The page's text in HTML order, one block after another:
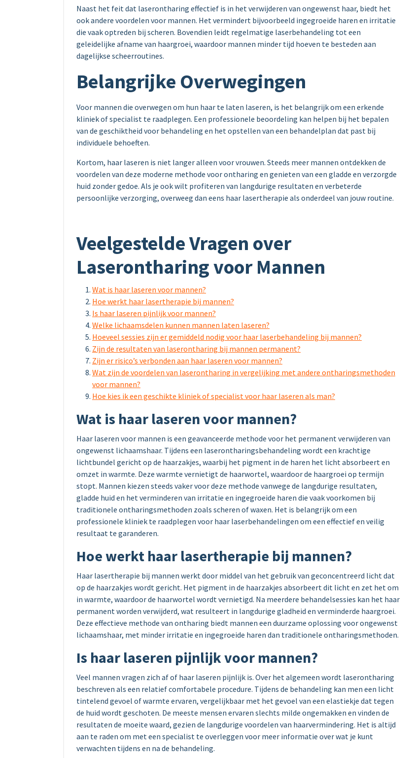
Naast het feit dat laserontharing effectief is in het verwijderen van ongewenst haar, biedt het
ook andere voordelen voor mannen. Het vermindert bijvoorbeeld ingegroeide haren en irritatie
die vaak optreden bij scheren. Bovendien leidt regelmatige laserbehandeling tot een
geleidelijke afname van haargroei, waardoor mannen minder tijd hoeven te besteden aan
dagelijkse scheerroutines.
Belangrijke Overwegingen
Voor mannen die overwegen om hun haar te laten laseren, is het belangrijk om een erkende
kliniek of specialist te raadplegen. Een professionele beoordeling kan helpen bij het bepalen
van de geschiktheid voor behandeling en het opstellen van een behandelplan dat past bij
individuele behoeften.
Kortom, haar laseren is niet langer alleen voor vrouwen. Steeds meer mannen ontdekken de
voordelen van deze moderne methode voor ontharing en genieten van een gladde en verzorgde
huid zonder gedoe. Als je ook wilt profiteren van langdurige resultaten en verbeterde
persoonlijke verzorging, overweeg dan eens haar lasertherapie als onderdeel van jouw routine.
Veelgestelde Vragen over
Laserontharing voor Mannen
Wat is haar laseren voor mannen?
Hoe werkt haar lasertherapie bij mannen?
Is haar laseren pijnlijk voor mannen?
Welke lichaamsdelen kunnen mannen laten laseren?
Hoeveel sessies zijn er gemiddeld nodig voor haar laserbehandeling bij mannen?
Zijn de resultaten van laserontharing bij mannen permanent?
Zijn er risico’s verbonden aan haar laseren voor mannen?
Wat zijn de voordelen van laserontharing in vergelijking met andere ontharingsmethoden
voor mannen?
Hoe kies ik een geschikte kliniek of specialist voor haar laseren als man?
Wat is haar laseren voor mannen?
Haar laseren voor mannen is een geavanceerde methode voor het permanent verwijderen van
ongewenst lichaamshaar. Tijdens een laserontharingsbehandeling wordt een krachtige
lichtbundel gericht op de haarzakjes, waarbij het pigment in de haren het licht absorbeert en
omzet in warmte. Deze warmte vernietigt de haarwortel, waardoor de haargroei op termijn
stopt. Mannen kiezen steeds vaker voor deze methode vanwege de langdurige resultaten,
gladde huid en het verminderen van irritatie en ingegroeide haren die vaak voorkomen bij
traditionele ontharingsmethoden zoals scheren of waxen. Het is belangrijk om een
professionele kliniek te raadplegen voor haar laserbehandelingen om een effectief en veilig
resultaat te garanderen.
Hoe werkt haar lasertherapie bij mannen?
Haar lasertherapie bij mannen werkt door middel van het gebruik van geconcentreerd licht dat
op de haarzakjes wordt gericht. Het pigment in de haarzakjes absorbeert dit licht en zet het om
in warmte, waardoor de haarwortel wordt vernietigd. Na meerdere behandelsessies kan het haar
permanent worden verwijderd, wat resulteert in langdurige gladheid en verminderde haargroei.
Deze effectieve methode van ontharing biedt mannen een duurzame oplossing voor ongewenst
lichaamshaar, met minder irritatie en ingegroeide haren dan traditionele ontharingsmethoden.
Is haar laseren pijnlijk voor mannen?
Veel mannen vragen zich af of haar laseren pijnlijk is. Over het algemeen wordt laserontharing
beschreven als een relatief comfortabele procedure. Tijdens de behandeling kan men een licht
tintelend gevoel of warmte ervaren, vergelijkbaar met het gevoel van een elastiekje dat tegen
de huid wordt geschoten. De meeste mensen ervaren slechts milde ongemakken en vinden de
resultaten de moeite waard, gezien de langdurige voordelen van haarvermindering. Het is altijd
aan te raden om met een specialist te overleggen voor meer informatie over wat je kunt
verwachten tijdens en na de behandeling.